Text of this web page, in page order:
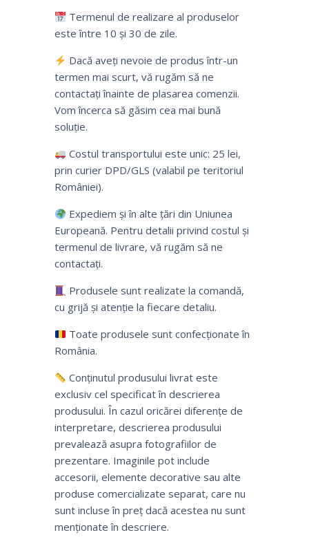
Termenul de realizare al produselor
este între 10 și 30 de zile.
Dacă aveți nevoie de produs într-un
termen mai scurt, vă rugăm să ne
contactați înainte de plasarea comenzii.
Vom încerca să găsim cea mai bună
soluție.
Costul transportului este unic: 25 lei,
prin curier DPD/GLS (valabil pe teritoriul
României).
Expediem și în alte țări din Uniunea
Europeană. Pentru detalii privind costul și
termenul de livrare, vă rugăm să ne
contactați.
Produsele sunt realizate la comandă,
cu grijă și atenție la fiecare detaliu.
Toate produsele sunt confecționate în
România.
Conținutul produsului livrat este
exclusiv cel specificat în descrierea
produsului. În cazul oricărei diferențe de
interpretare, descrierea produsului
prevalează asupra fotografiilor de
prezentare. Imaginile pot include
accesorii, elemente decorative sau alte
produse comercializate separat, care nu
sunt incluse în preț dacă acestea nu sunt
menționate în descriere.